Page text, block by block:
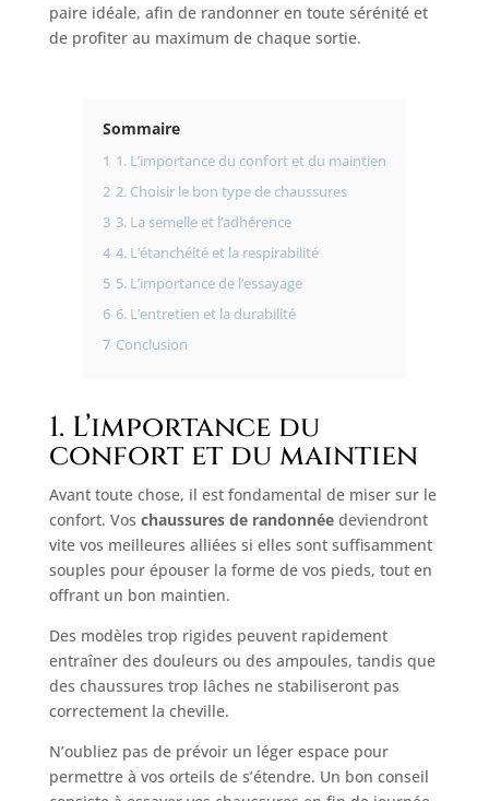
paire idéale, afin de randonner en toute sérénité et
de profiter au maximum de chaque sortie.
Sommaire
1 1. L’importance du confort et du maintien
2 2. Choisir le bon type de chaussures
3 3. La semelle et l’adhérence
4 4. L’étanchéité et la respirabilité
5 5. L’importance de l’essayage
6 6. L’entretien et la durabilité
7 Conclusion
1. L’importance du
confort et du maintien
Avant toute chose, il est fondamental de miser sur le
confort. Vos chaussures de randonnéedeviendront
vite vos meilleures alliées si elles sont suffisamment
souples pour épouser la forme de vos pieds, tout en
offrant un bon maintien.
Des modèles trop rigides peuvent rapidement
entraîner des douleurs ou des ampoules, tandis que
des chaussures trop lâches ne stabiliseront pas
correctement la cheville.
N’oubliez pas de prévoir un léger espace pour
permettre à vos orteils de s’étendre. Un bon conseil